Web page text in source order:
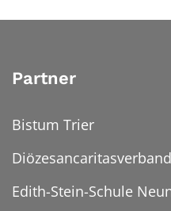
Partner
Bistum Trier
Edith-Stein-Schule